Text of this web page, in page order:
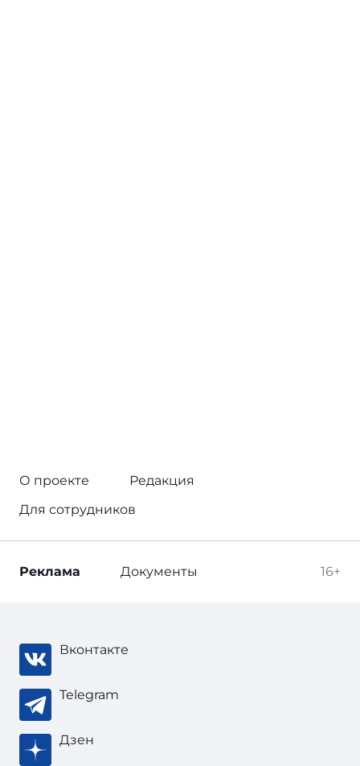
О проекте
Редакция
Для сотрудников
16+
Реклама Документы
Вконтакте
Telegram
Дзен